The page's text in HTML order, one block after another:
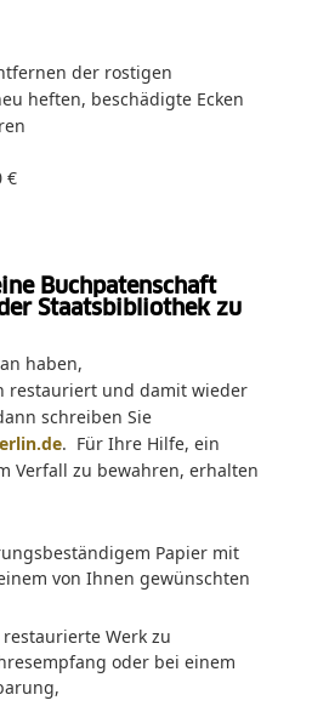
der rostigen
heften, beschädigte Ecken
€
Buchpatenschaft
Staatsbibliothek zu
haben,
restauriert und damit wieder
schreiben Sie
. Für Ihre Hilfe, ein
Verfall zu bewahren, erhalten
Papier mit
von Ihnen gewünschten
Werk zu
oder bei einem